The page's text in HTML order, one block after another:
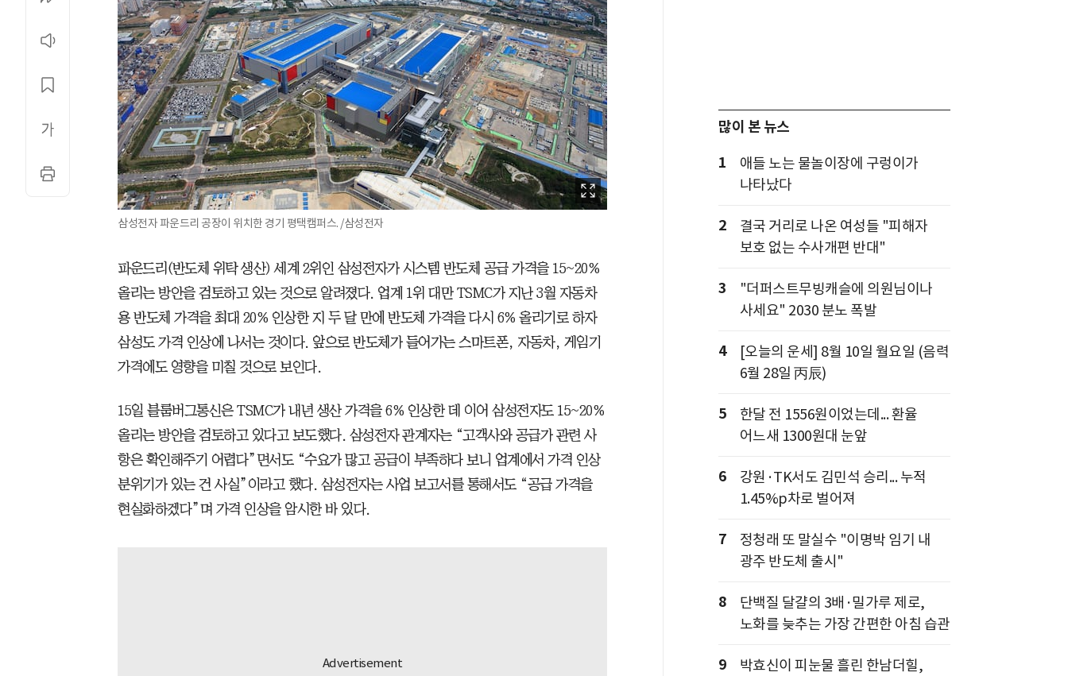
삼성전자 파운드리 공장이 위치한 경기 평택캠퍼스. /삼성전자
파운드리(반도체 위탁 생산) 세계 2위인 삼성전자가 시스템 반도체 공급 가격을 15~20%
올리는 방안을 검토하고 있는 것으로 알려졌다. 업계 1위 대만 TSMC가 지난 3월 자동차
용 반도체 가격을 최대 20% 인상한 지 두 달 만에 반도체 가격을 다시 6% 올리기로 하자
삼성도 가격 인상에 나서는 것이다. 앞으로 반도체가 들어가는 스마트폰, 자동차, 게임기
가격에도 영향을 미칠 것으로 보인다.
15일 블룸버그통신은 TSMC가 내년 생산 가격을 6% 인상한 데 이어 삼성전자도 15~20%
올리는 방안을 검토하고 있다고 보도했다. 삼성전자 관계자는 “고객사와 공급가 관련 사
항은 확인해주기 어렵다”면서도 “수요가 많고 공급이 부족하다 보니 업계에서 가격 인상
분위기가 있는 건 사실”이라고 했다. 삼성전자는 사업 보고서를 통해서도 “공급 가격을
현실화하겠다”며 가격 인상을 암시한 바 있다.
많이 본 뉴스
1
애들 노는 물놀이장에 구렁이가
나타났다
2
결국 거리로 나온 여성들 "피해자
보호 없는 수사개편 반대"
3
"더퍼스트무빙캐슬에 의원님이나
사세요" 2030 분노 폭발
4
[오늘의 운세] 8월 10일 월요일 (음력
6월 28일 丙辰)
5
한달 전 1556원이었는데... 환율
어느새 1300원대 눈앞
6
강원·TK서도 김민석 승리... 누적
1.45%p차로 벌어져
7
정청래 또 말실수 "이명박 임기 내
광주 반도체 출시"
8
단백질 달걀의 3배·밀가루 제로,
노화를 늦추는 가장 간편한 아침 습관
9
박효신이 피눈물 흘린 한남더힐,